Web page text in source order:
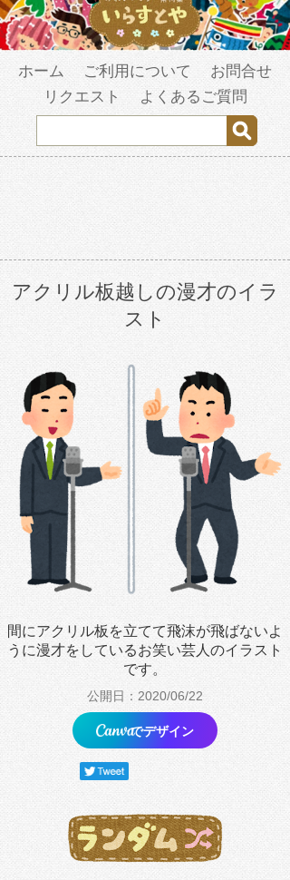
ホーム ご利用について
お問合せ
リクエスト
よくあるご質問
アクリル板越しの漫才のイラ
スト
間にアクリル板を立てて飛沫が飛ばないよ
うに漫才をしているお笑い芸人のイラスト
です。
公開日：2020/06/22
でデザイン